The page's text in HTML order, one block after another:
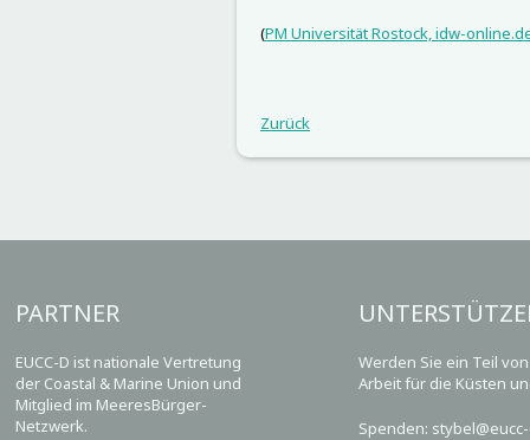
(PM Universität Rostock, idw-
Zurück
PARTNER
EUCC-D ist nationale Vertretung
der Coastal & Marine Union und
Mitglied im MeeresBürger-
Netzwerk.
Werden Sie ein Teil
Arbeit für die Küsten
Spenden: